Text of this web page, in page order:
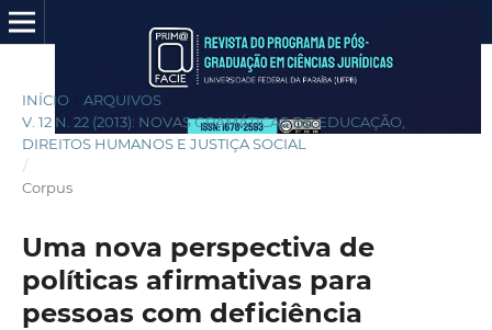
INÍCIO ARQUIVOS
V. 12 N. 22 (2013): NOVAS GRAMÁTICAS DE EDUCAÇÃO,
DIREITOS HUMANOS E JUSTIÇA SOCIAL
/
Corpus
Uma nova perspectiva de
políticas afirmativas para
pessoas com deficiência